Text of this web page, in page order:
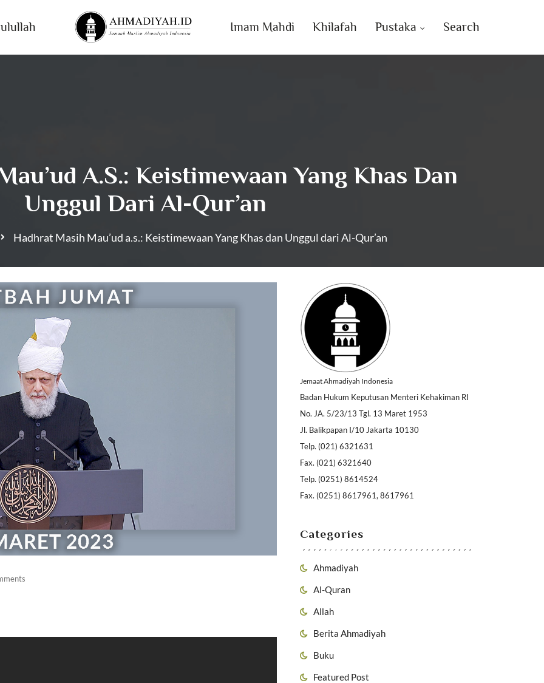
Imam Mahdi Khilafah Pustaka Search
A.s.: Keistimewaan Yang Khas Dan
Unggul Dari Al-Qur’an
Hadhrat Masih Mau’ud a.s.: Keistimewaan Yang Khas dan Unggul dari Al-Qur’an
Jemaat Ahmadiyah Indonesia
Badan Hukum Keputusan Menteri Kehakiman RI
No. JA. 5/23/13 Tgl. 13 Maret 1953
Jl. Balikpapan I/10 Jakarta 10130
Telp. (021) 6321631
Fax. (021) 6321640
Telp. (0251) 8614524
Fax. (0251) 8617961, 8617961
Categories
Ahmadiyah
Al-Quran
Allah
Berita Ahmadiyah
Buku
Featured Post